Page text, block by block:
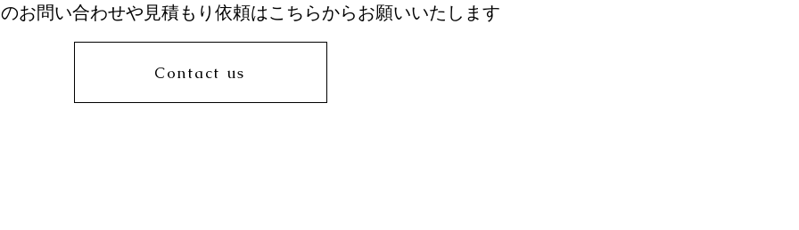
お問い合わせや見積もり依頼はこちらからお願いいたします
Contact us